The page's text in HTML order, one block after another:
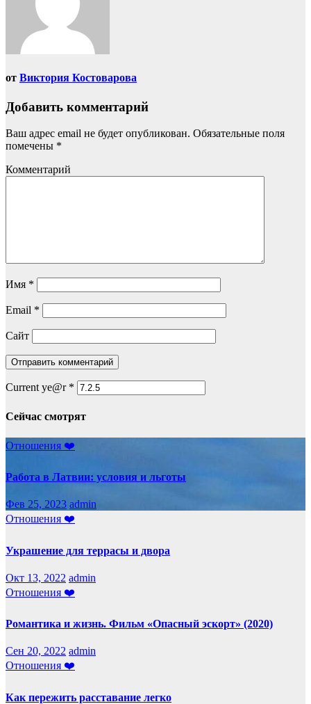
от Виктория Костоварова
Добавить комментарий
Ваш адрес email не будет опубликован. Обязательные поля
помечены *
Комментарий
Имя *
Email *
Сайт
Current ye@r *
Сейчас смотрят
Отношения ❤️
Работа в Латвии: условия и льготы
Фев 25, 2023 admin
Отношения ❤️
Украшение для террасы и двора
Окт 13, 2022 admin
Отношения ❤️
Романтика и жизнь. Фильм «Опасный эскорт» (2020)
Сен 20, 2022 admin
Отношения ❤️
Как пережить расставание легко